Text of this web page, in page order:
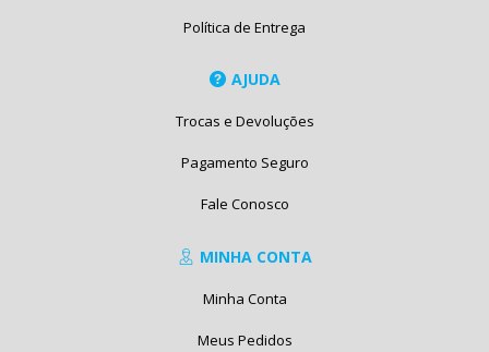
Política de Entrega
AJUDA
Trocas e Devoluções
Pagamento Seguro
Fale Conosco
MINHA CONTA
Minha Conta
Meus Pedidos